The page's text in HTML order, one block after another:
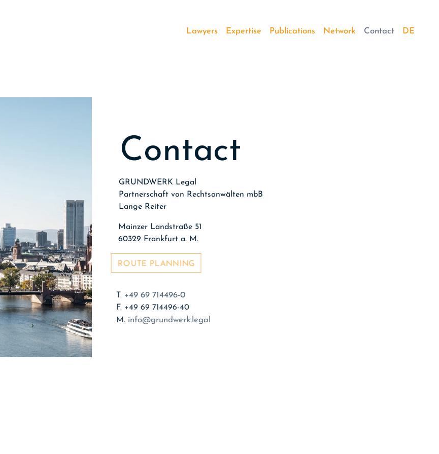
Lawyers Expertise Publications Network Contact DE
Contact
GRUNDWERK Legal
Partnerschaft von Rechtsanwälten mbB
Lange Reiter
Mainzer Landstraße 51
60329 Frankfurt a. M.
ROUTE PLANNING
T.+49 69 714496-0
F. +49 69 714496-40
M.info@grundwerk.legal